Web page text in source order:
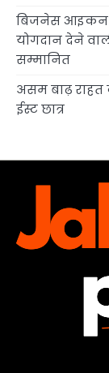
बिजनेस आइकन
योगदान देने
सम्मानित
असम बाढ़
ईस्ट छात्र